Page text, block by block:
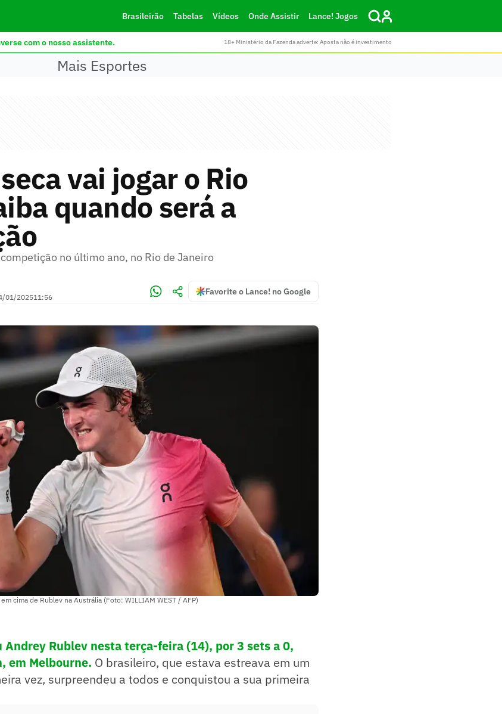
Brasileirão Tabelas Vídeos Onde Assistir Lance! Jogos
com o nosso assistente. 18+ Ministério da Fazenda adverte: Aposta não é investimento
Mais Esportes
vai jogar o Rio
quando será a
no último ano, no Rio de Janeiro
01/202511:56
Favorite o Lance! no Google
cima de Rublev na Austrália (Foto: WILLIAM WEST / AFP)
Andrey Rublev nesta terça-feira (14), por 3 sets a 0,
em Melbourne. O brasileiro, que estava estreava em um
vez, surpreendeu a todos e conquistou a sua primeira